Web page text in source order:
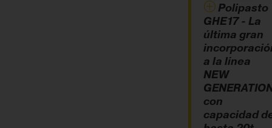
Polipasto
GHE17 - La
última gran
a la línea
NEW
con
capacidad